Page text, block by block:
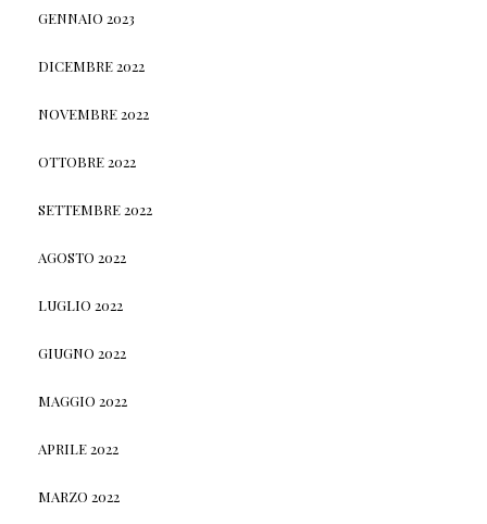
GENNAIO 2023
DICEMBRE 2022
NOVEMBRE 2022
OTTOBRE 2022
SETTEMBRE 2022
AGOSTO 2022
LUGLIO 2022
GIUGNO 2022
MAGGIO 2022
APRILE 2022
MARZO 2022